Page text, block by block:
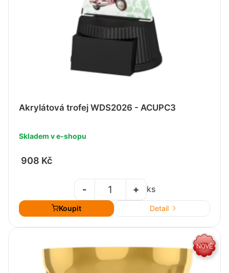
Akrylátová trofej WDS2026 - ACUPC3
Skladem v e-shopu
908 Kč
+
- ks
Koupit Detail